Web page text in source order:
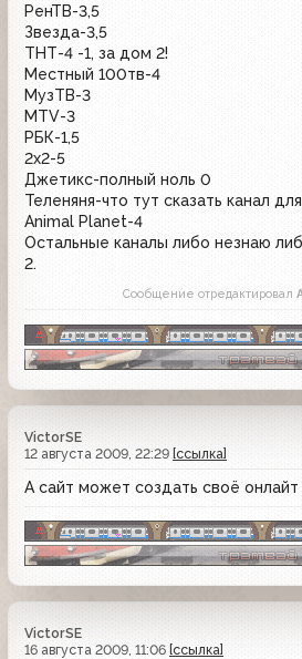
РенТВ-3,5
Звезда-3,5
ТНТ-4 -1, за дом 2!
Местный 100тв-4
МузТВ-3
МТV-3
РБК-1,5
2х2-5
Джетикс-полный ноль 0
Теленяня-что тут сказать канал
Animal Planet-4
Остальные каналы либо незнаю
2.
Сообщение отредактировал
VictorSE
12 августа 2009, 22:29 [ссылка]
А сайт может создать своё
VictorSE
16 августа 2009, 11:06 [ссылка]